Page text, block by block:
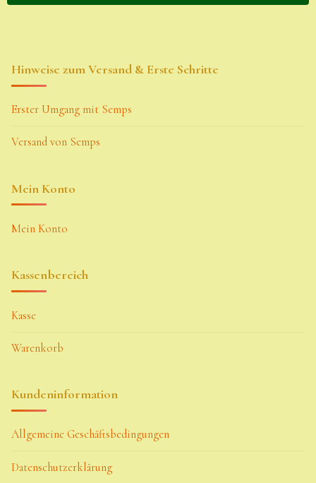
Hinweise zum Versand & Erste Schritte
Erster Umgang mit Semps
Versand von Semps
Mein Konto
Mein Konto
Kassenbereich
Kasse
Warenkorb
Kundeninformation
Allgemeine Geschäftsbedingungen
Datenschutzerklärung